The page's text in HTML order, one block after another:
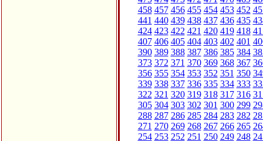
458 457 456 455 454 453 452
441 440 439 438 437 436 435
424 423 422 421 420 419 418
407 406 405 404 403 402 401
390 389 388 387 386 385 384
373 372 371 370 369 368 367
356 355 354 353 352 351 350
339 338 337 336 335 334 333
322 321 320 319 318 317 316
305 304 303 302 301 300 299
288 287 286 285 284 283 282
271 270 269 268 267 266 265
254 253 252 251 250 249 248